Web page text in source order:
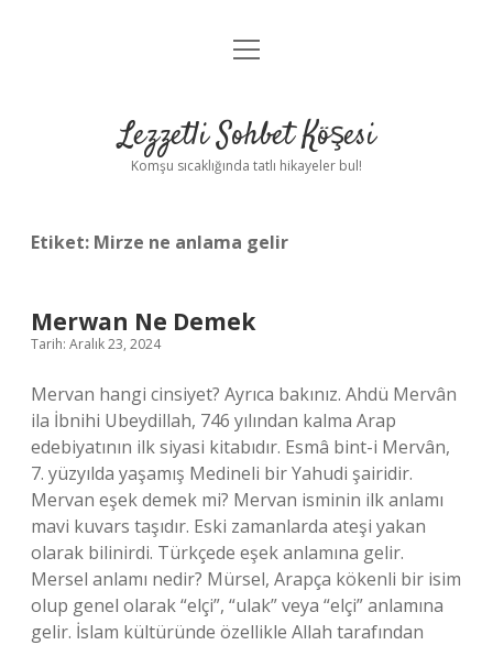
Anasayfa
Yasal Uyarı
menüyü
Lezzetli Sohbet Köşesi
Komşu sıcaklığında tatlı hikayeler bul!
Etiket: Mirze ne anlama gelir
Merwan Ne Demek
Tarih: Aralık 23, 2024
Mervan hangi cinsiyet? Ayrıca bakınız. Ahdü Mervân
ila İbnihi Ubeydillah, 746 yılından kalma Arap
edebiyatının ilk siyasi kitabıdır. Esmâ bint-i Mervân,
7. yüzyılda yaşamış Medineli bir Yahudi şairidir.
Mervan eşek demek mi? Mervan isminin ilk anlamı
mavi kuvars taşıdır. Eski zamanlarda ateşi yakan
olarak bilinirdi. Türkçede eşek anlamına gelir.
Mersel anlamı nedir? Mürsel, Arapça kökenli bir isim
olup genel olarak “elçi”, “ulak” veya “elçi” anlamına
gelir. İslam kültüründe özellikle Allah tarafından